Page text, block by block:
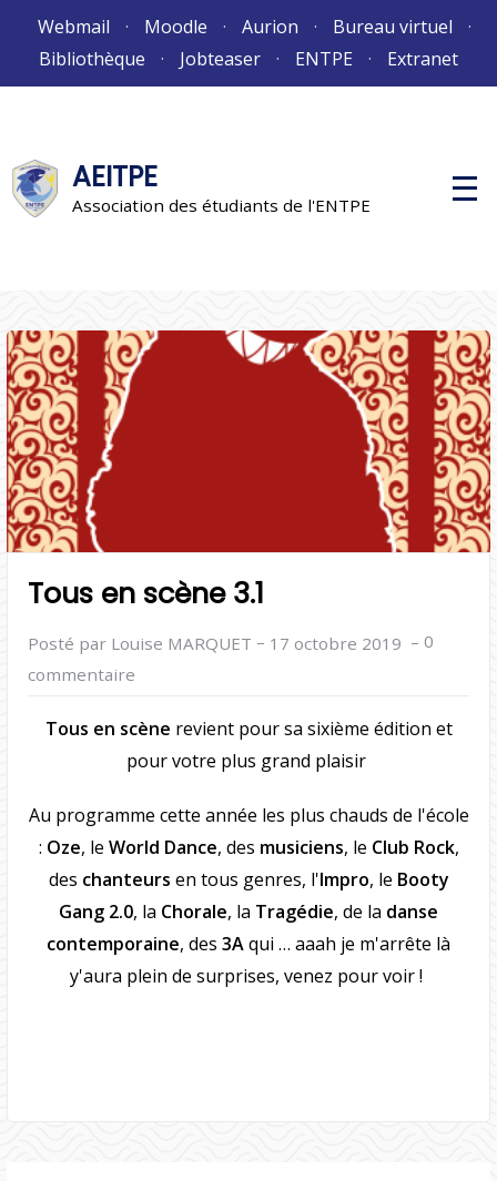
Webmail Moodle Aurion
Bureau virtuel
Bibliothèque
Jobteaser ENTPE Extranet
AEITPE
Association des étudiants de l'ENTPE
M
e
c
i
p
a
l
Tous en scène 3.1
Posté par Louise MARQUET – 17 octobre 2019 – 0
commentaire
Tous en scène revient pour sa sixième édition et
pour votre plus grand plaisir
Au programme cette année les plus chauds de l'école
: Oze, le World Dance, des musiciens, le Club Rock,
des chanteurs en tous genres, l'Impro, le Booty
Gang 2.0, la Chorale, la Tragédie, de la danse
contemporaine, des 3Aqui … aaah je m'arrête là
y'aura plein de surprises, venez pour voir !